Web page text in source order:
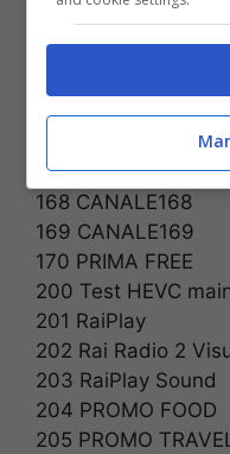
162 CANALE 162
163 CANALE 163
165 Canale 165
167 VH1
168 CANALE168
169 CANALE169
170 PRIMA FREE
200 Test HEVC
201 RaiPlay
202 Rai Radio 2
203 RaiPlay Sound
204 PROMO FOOD
205 PROMO